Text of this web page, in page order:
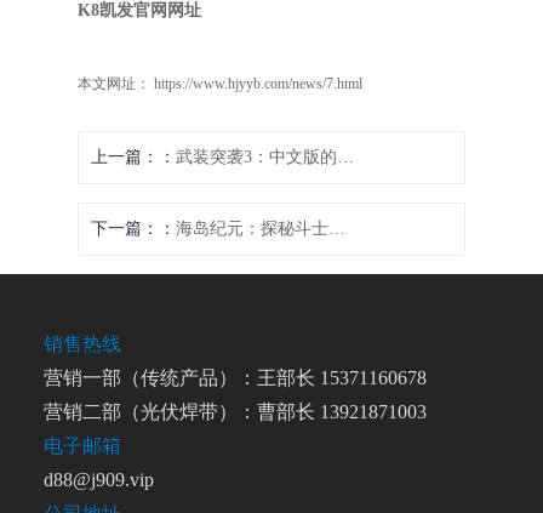
K8凯发官网网址
本文网址： https://www.hjyyb.com/news/7.html
上一篇： 武装突袭3：中文版的战斗纷争
下一篇： 海岛纪元：探秘斗士武器选择
销售热线
营销一部（传统产品）：王部长 15371160678
营销二部（光伏焊带）：曹部长 13921871003
电子邮箱
d88@j909.vip